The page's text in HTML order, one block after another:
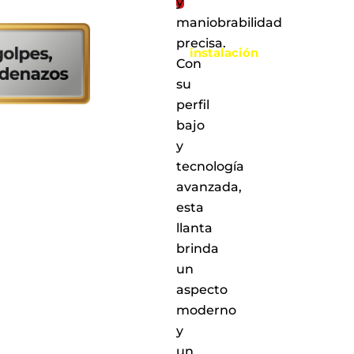
realizar
la
instalación
en
cualquiera
de
nuestros
puntos
servicio
a
nivel
nacional
maniobrabilidad
precisa.
Con
su
perfil
bajo
y
tecnología
avanzada,
esta
llanta
brinda
un
aspecto
moderno
y